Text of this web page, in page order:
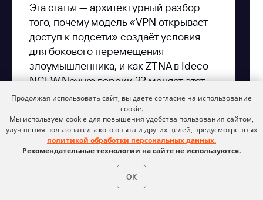
Эта статья — архитектурный разбор
того, почему модель «VPN открывает
доступ к подсети» создаёт условия
для бокового перемещения
злоумышленника, и как ZTNA в Ideco
NGFW Novum версии 22 меняет этот
подход.
Продолжая использовать сайт, вы даёте согласие на использование
cookie.
Мы используем cookie для повышения удобства пользования сайтом,
улучшения пользовательского опыта и других целей, предусмотренных
политикой обработки персональных данных.
Рекомендательные технологии на сайте не используются.
ОК